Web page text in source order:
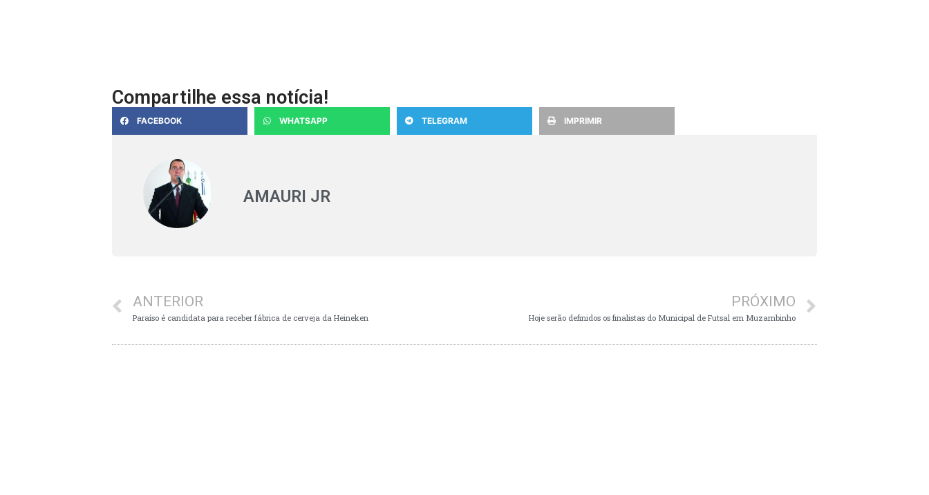
Compartilhe essa notícia!
FACEBOOK WHATSAPP TELEGRAM IMPRIMIR
AMAURI JR
ANTERIOR
Paraíso é candidata para receber fábrica de cerveja da Heineken
PRÓXIMO
Hoje serão definidos os finalistas do Municipal de Futsal em Muzambinho